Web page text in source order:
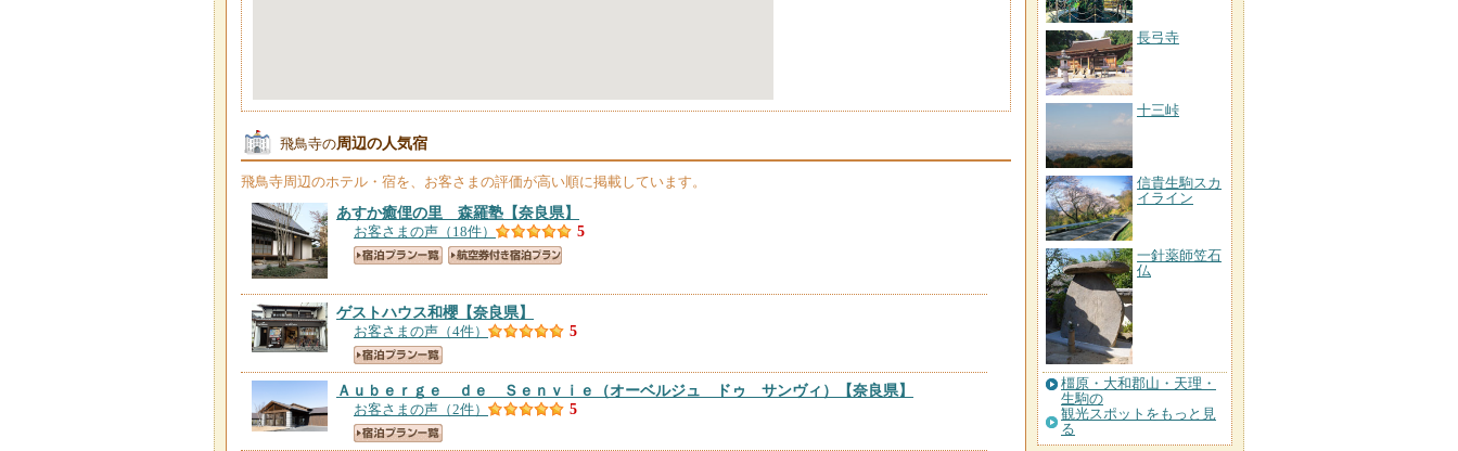
飛鳥寺の周辺の人気宿
飛鳥寺周辺のホテル・宿を、お客さまの評価が高い順に掲載しています。
あすか癒俚の里 森羅塾 【奈良県】
お客さまの声（18件） 5
ゲストハウス和櫻 【奈良県】
お客さまの声（4件） 5
Ａｕｂｅｒｇｅ ｄｅ Ｓｅｎｖｉｅ（オーベルジュ ドゥ サンヴィ） 【奈良県】
お客さまの声（2件） 5
長弓寺
十三峠
信貴生駒スカ
イライン
一針薬師笠石
仏
橿原・大和郡山・天理・
生駒の
観光スポットをもっと見
る